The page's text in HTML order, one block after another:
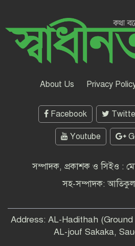
ফিরে দেখা-৪
ফিরে দেখা-৩
অবরোধ
উইমেন’স
সূচনা
বাছাই পর্ব শুরু
বাংলাদেশ
শুরু
About Us Privacy
Facebook
Youtube
সম্পাদক, প্রকাশক ও সিইও :
সহ-সম্পাদক:
Address: AL-Hadithah
AL-jouf Sakaka,